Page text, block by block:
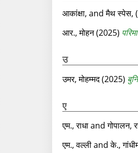
आकांक्षा, andमैथ स्पेस,
आर., मोहन(2025)
उ
उमर, मोहम्मद(2025)
ए
एम., राधाandगोपालन,
एम., वल्लीandके.,